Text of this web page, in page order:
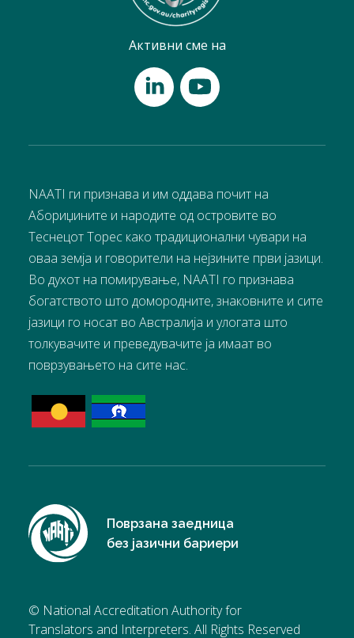
Активни сме на
NAATI ги признава и им оддава почит на
Абориџините и народите од островите во
Теснецот Торес како традиционални чувари на
оваа земја и говорители на нејзините први јазици.
Во духот на помирување, NAATI го признава
богатството што домородните, знаковните и сите
јазици го носат во Австралија и улогата што
толкувачите и преведувачите ја имаат во
поврзувањето на сите нас.
Поврзана заедница
без јазични бариери
© National Accreditation Authority for
Translators and Interpreters. All Rights Reserved